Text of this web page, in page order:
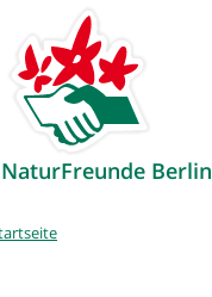
NaturFreunde Berlin